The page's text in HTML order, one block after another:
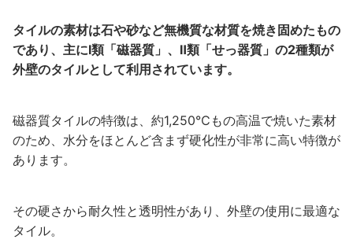
タイルの素材は石や砂など無機質な材質を焼き固めたもの
であり、主にⅠ類「磁器質」、Ⅱ類「せっ器質」の2種類が
外壁のタイルとして利用されています。
磁器質タイルの特徴は、約1,250℃もの高温で焼いた素材
のため、水分をほとんど含まず硬化性が非常に高い特徴が
あります。
その硬さから耐久性と透明性があり、外壁の使用に最適な
タイル。